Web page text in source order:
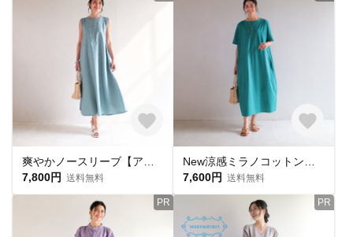
7,800円 送料無料
7,600円 送料無料
PR PR